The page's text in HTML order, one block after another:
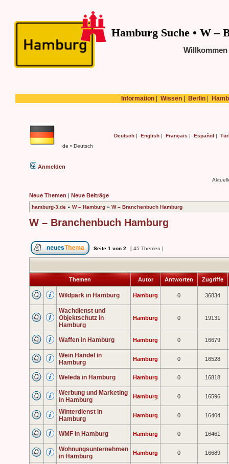
Hamburg Suche • W –
Information| Wissen| Berlin|
de • Deutsch
Deutsch | English | Français | Español |
Anmelden
Neue Themen | Neue Beiträge
hamburg-3.de » W – Hamburg » W – Branchenbuch Hamburg
W – Branchenbuch Hamburg
Seite 1 von 2 [ 45 Themen ]
Themen Autor Antworten Zugriffe
Wildpark in Hamburg Hamburg 0 36834
Wachdienst und
Objektschutz in
Hamburg
Hamburg 0 19131
Waffen in Hamburg Hamburg 0 16679
Wein Handel in
Hamburg
Hamburg 0 16528
Weleda in Hamburg Hamburg 0 16818
Werbung und Marketing
in Hamburg
Hamburg 0 16596
Winterdienst in
Hamburg
Hamburg 0 16404
WMF in Hamburg Hamburg 0 16461
Wohnungsunternehmen
in Hamburg
Hamburg 0 16689